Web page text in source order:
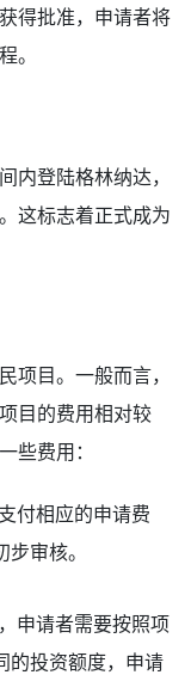
得批准，申请者将
。
内登陆格林纳达，
这标志着正式成为
项目。一般而言，
目的费用相对较
些费用：
付相应的申请费
审核。
申请者需要按照项
的投资额度，申请